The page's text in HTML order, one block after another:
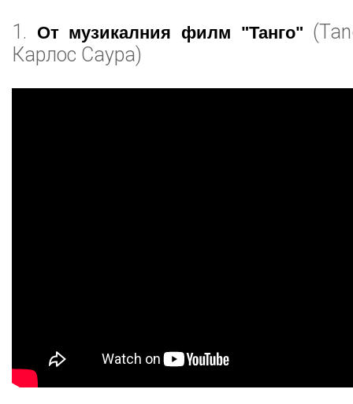
1.
От музикалния филм "Танго"
Карлос Саура)